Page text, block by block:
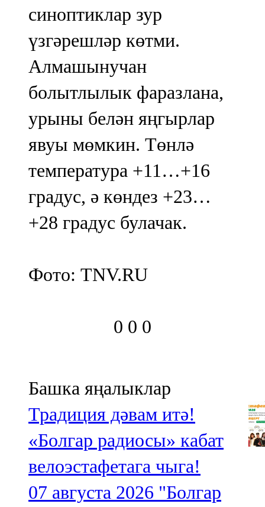
синоптиклар зур
үзгәрешләр көтми.
Алмашынучан
болытлылык фаразлана,
урыны белән яңгырлар
явуы мөмкин. Төнлә
температура +11…+16
градус, ә көндез +23…
+28 градус булачак.
Фото: TNV.RU
0 0 0
Башка яңалыклар
Традиция дәвам итә!
«Болгар радиосы» кабат
велоэстафетага чыга!
07 августа 2026 "Болгар